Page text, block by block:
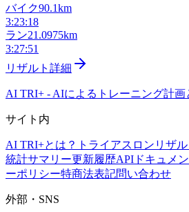
バイク90.1km
3:23:18
ラン21.0975km
3:27:51
リザルト詳細
AI TRI+ - AIによるトレーニング計画
サイト内
AI TRI+とは？ トライアスロンリザ
統計サマリー更新履歴APIドキュメン
ーポリシー特商法表記問い合わせ
外部・SNS